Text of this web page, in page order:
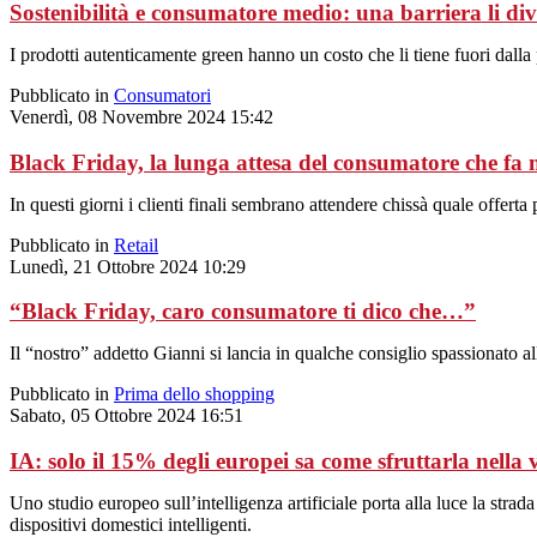
Sostenibilità e consumatore medio: una barriera li
I prodotti autenticamente green hanno un costo che li tiene fuori
Pubblicato in Consumatori
Venerdì, 08 Novembre 2024 15:42
Black Friday, la lunga attesa del consumatore che fa
In questi giorni i clienti finali sembrano attendere chissà quale
Pubblicato in Retail
Lunedì, 21 Ottobre 2024 10:29
“Black Friday, caro consumatore ti dico che…”
Il “nostro” addetto Gianni si lancia in qualche consiglio
Pubblicato in Prima dello shopping
Sabato, 05 Ottobre 2024 16:51
IA: solo il 15% degli europei sa come sfruttarla nella
Uno studio europeo sull’intelligenza artificiale porta alla luce la
dispositivi domestici intelligenti.